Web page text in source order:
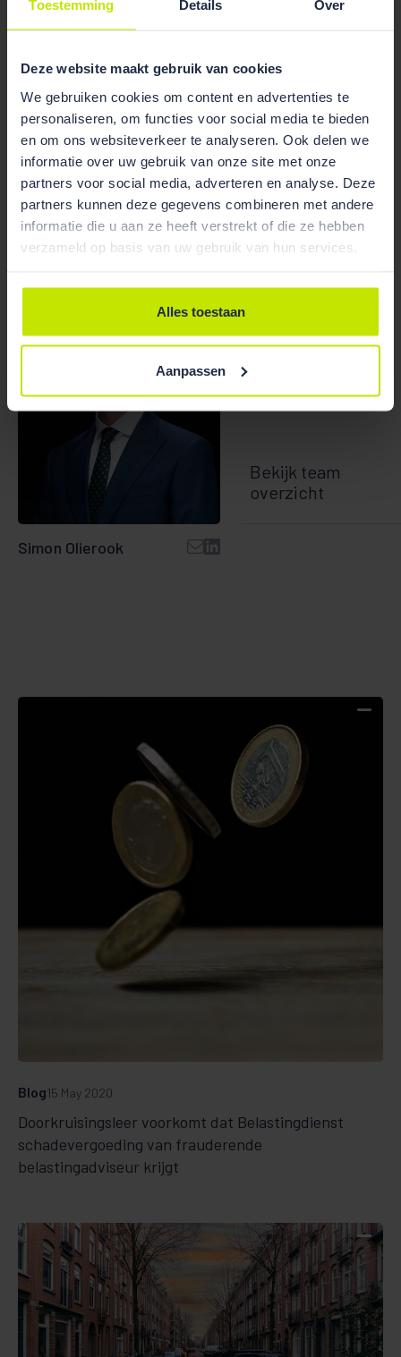
Toestemming Details Over
Deze website maakt gebruik van cookies
We gebruiken cookies om content en advertenties te
personaliseren, om functies voor social media te bieden
en om ons websiteverkeer te analyseren. Ook delen we
informatie over uw gebruik van onze site met onze
partners voor social media, adverteren en analyse. Deze
partners kunnen deze gegevens combineren met andere
informatie die u aan ze heeft verstrekt of die ze hebben
verzameld op basis van uw gebruik van hun services.
Alles toestaan
Aanpassen
bijbehorende bouwwerk zich niet bouwkundig en
een ruimte van een bouwplan delen in een
vergunningplichtig deel dat onderdeel is van het
hoofdgebouw en een vergunningvrij deel dat
onderdeel is van een bijbehorende bouwwerk.
Simon Olierook
Bekijk team
overzicht
Doorkruisingsleer voorkomt dat Belastingdienst
schadevergoeding van frauderende
belastingadviseur krijgt
Blog15 May 2020